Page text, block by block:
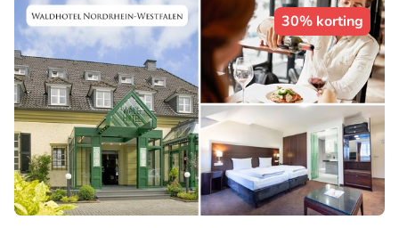
30% korting